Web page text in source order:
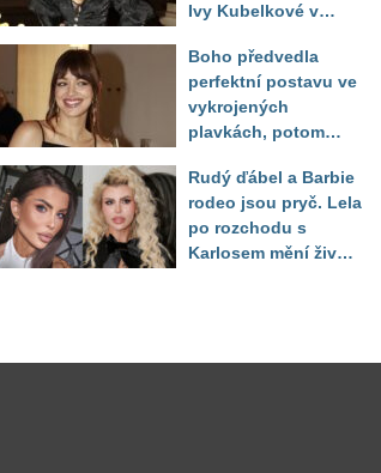
Ivy Kubelkové v
Boho předvedla
perfektní postavu ve
vykrojených
plavkách, potom
těla
Rudý ďábel a Barbie
rodeo jsou pryč. Lela
po rozchodu s
Karlosem mění život i